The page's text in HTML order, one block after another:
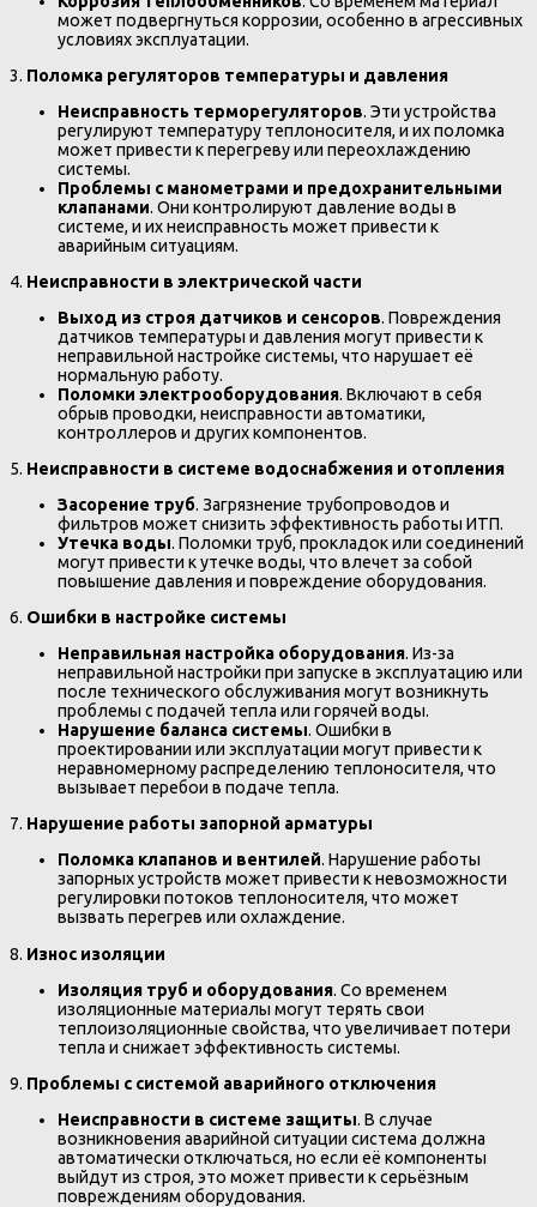
может подвергнуться коррозии, особенно в агрессивных
условиях эксплуатации.
3. Поломка регуляторов температуры и давления
Неисправность терморегуляторов. Эти устройства
регулируют температуру теплоносителя, и их поломка
может привести к перегреву или переохлаждению
системы.
Проблемы с манометрами и предохранительными
клапанами. Они контролируют давление воды в
системе, и их неисправность может привести к
аварийным ситуациям.
4. Неисправности в электрической части
Выход из строя датчиков и сенсоров. Повреждения
датчиков температуры и давления могут привести к
неправильной настройке системы, что нарушает её
нормальную работу.
Поломки электрооборудования. Включают в себя
обрыв проводки, неисправности автоматики,
контроллеров и других компонентов.
5. Неисправности в системе водоснабжения и отопления
Засорение труб. Загрязнение трубопроводов и
фильтров может снизить эффективность работы ИТП.
Утечка воды. Поломки труб, прокладок или соединений
могут привести к утечке воды, что влечет за собой
повышение давления и повреждение оборудования.
6. Ошибки в настройке системы
Неправильная настройка оборудования. Из-за
неправильной настройки при запуске в эксплуатацию или
после технического обслуживания могут возникнуть
проблемы с подачей тепла или горячей воды.
Нарушение баланса системы. Ошибки в
проектировании или эксплуатации могут привести к
неравномерному распределению теплоносителя, что
вызывает перебои в подаче тепла.
7. Нарушение работы запорной арматуры
Поломка клапанов и вентилей. Нарушение работы
запорных устройств может привести к невозможности
регулировки потоков теплоносителя, что может
вызвать перегрев или охлаждение.
8. Износ изоляции
Изоляция труб и оборудования. Со временем
изоляционные материалы могут терять свои
теплоизоляционные свойства, что увеличивает потери
тепла и снижает эффективность системы.
9. Проблемы с системой аварийного отключения
Неисправности в системе защиты. В случае
возникновения аварийной ситуации система должна
автоматически отключаться, но если её компоненты
выйдут из строя, это может привести к серьёзным
повреждениям оборудования.